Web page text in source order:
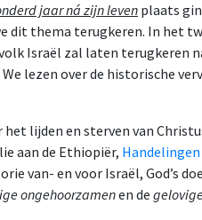
jaar ná zijn leven plaats
dit thema terugkeren. In het
Israël zal laten terugkeren
lezen over de historische
het lijden en sterven van
aan de Ethiopiër, Handelingen
van- en voor Israël, God’s
ongehoorzamenen de